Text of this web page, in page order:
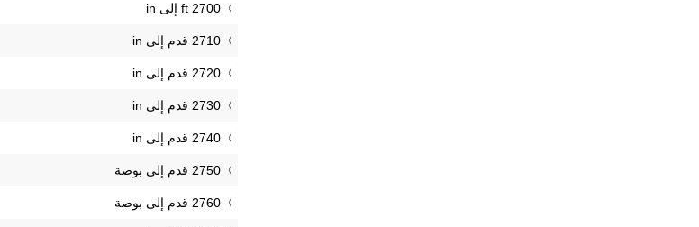
2700 ft إلى in
2710 قدم إلى in
2720 قدم إلى in
2730 قدم إلى in
2740 قدم إلى in
2750 قدم إلى بوصة
2760 قدم إلى بوصة